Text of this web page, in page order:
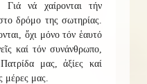
Γιά νά χαίρονται τήν
δρόμο της σωτηρίας.
ὄχι μόνο τόν ἑαυτό
καί τόν συνάνθρωπο,
μας, ἀξίες καί
μέρες μας.